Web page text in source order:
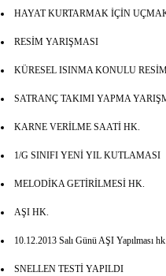
HAYAT KURTARMAK İÇİN
RESİM YARIŞMASI
KÜRESEL ISINMA KONULU
SATRANÇ TAKIMI YAPMA
KARNE VERİLME SAATİ HK.
1/G SINIFI YENİ YIL KUTLAMASI
MELODİKA GETİRİLMESİ HK.
AŞI HK.
10.12.2013 Salı Günü AŞI Yapılması
SNELLEN TESTİ YAPILDI